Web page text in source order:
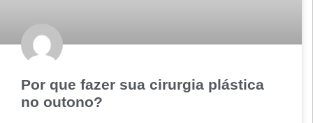
Por que fazer sua cirurgia plástica
no outono?